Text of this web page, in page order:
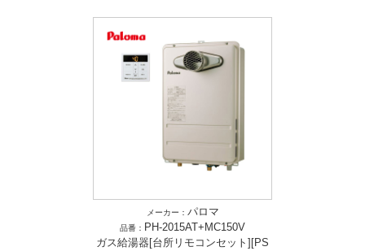
メーカー： パロマ
品番： PH-2015AT+MC150V
ガス給湯器[台所リモコンセット][PS